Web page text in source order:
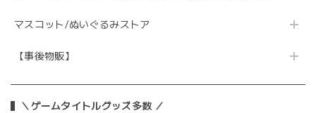
マスコット/ぬいぐるみストア
【事後物販】
＼ゲームタイトルグッズ多数 ／